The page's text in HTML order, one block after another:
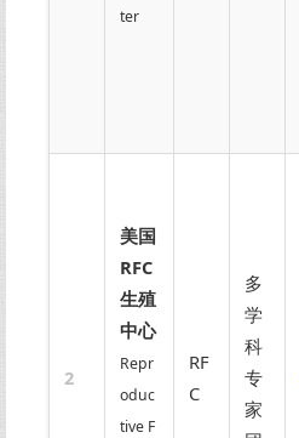
ter
2
美国
RFC
生殖
中心
Repr
oduc
tive F
RF
C
多
学
科
专
家